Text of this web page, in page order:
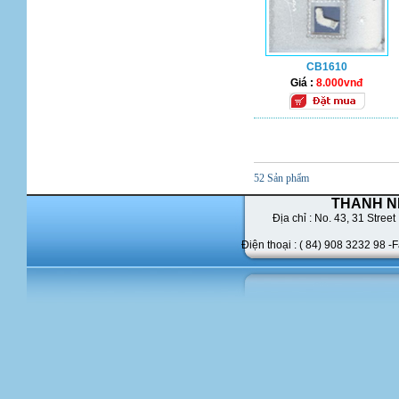
CB1610
Giá :8.000vnđ
52 Sản phẩm
THANH
Địa chỉ : No. 43, 31 Street
Điện thoại : ( 84) 908 3232 98 -